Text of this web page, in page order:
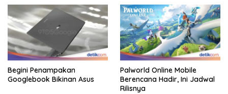
Begini Penampakan
Googlebook Bikinan Asus
Palworld Online Mobile
Berencana Hadir, Ini Jadwal
Rilisnya